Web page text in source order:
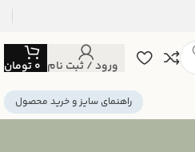
ورود / ثبت نام 0تومان
راهنمای سایز و خرید محصول